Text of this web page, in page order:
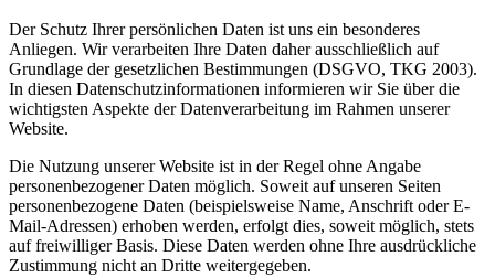
Der Schutz Ihrer persönlichen Daten ist uns ein besonderes
Anliegen. Wir verarbeiten Ihre Daten daher ausschließlich auf
Grundlage der gesetzlichen Bestimmungen (DSGVO, TKG 2003).
In diesen Datenschutzinformationen informieren wir Sie über die
wichtigsten Aspekte der Datenverarbeitung im Rahmen unserer
Website.
Die Nutzung unserer Website ist in der Regel ohne Angabe
personenbezogener Daten möglich. Soweit auf unseren Seiten
personenbezogene Daten (beispielsweise Name, Anschrift oder E-
Mail-Adressen) erhoben werden, erfolgt dies, soweit möglich, stets
auf freiwilliger Basis. Diese Daten werden ohne Ihre ausdrückliche
Zustimmung nicht an Dritte weitergegeben.